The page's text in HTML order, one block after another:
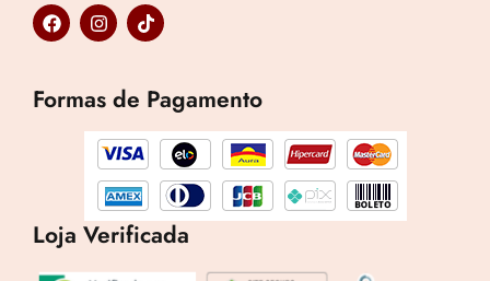
F
a
o
I
n
g
a
m
T
i
o
k
Formas de Pagamento
Loja Verificada